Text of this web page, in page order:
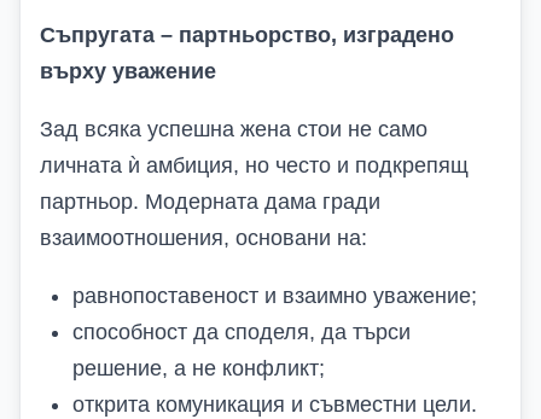
Съпругата – партньорство, изградено
върху уважение
Зад всяка успешна жена стои не само
личната ѝ амбиция, но често и подкрепящ
партньор. Модерната дама гради
взаимоотношения, основани на:
равнопоставеност и взаимно уважение;
способност да споделя, да търси
решение, а не конфликт;
открита комуникация и съвместни цели.